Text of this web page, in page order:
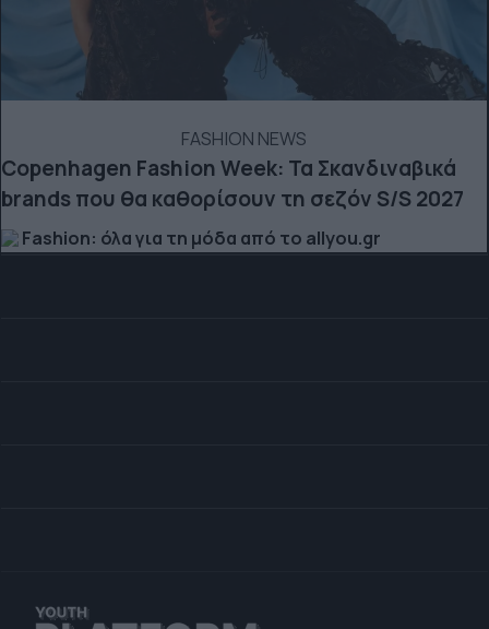
FASHION NEWS
Copenhagen Fashion Week: Τα Σκανδιναβικά
brands που θα καθορίσουν τη σεζόν S/S 2027
Fashion: όλα για τη μόδα από το allyou.gr